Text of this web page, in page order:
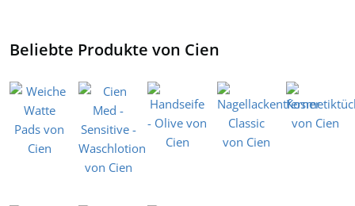
Beliebte Produkte von Cien